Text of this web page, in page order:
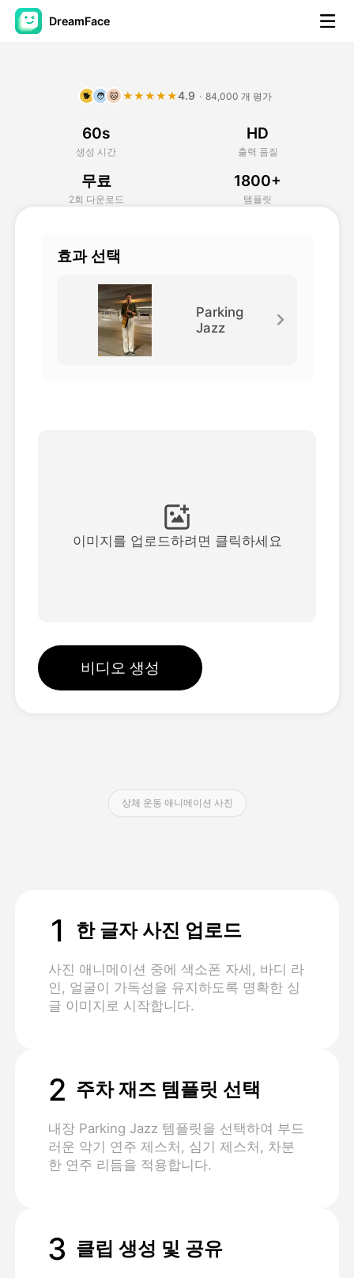
DreamFace
아바타 영상
AI 영상
AI 사진
See All Templates
블로그
🐕 🧑 🐱 ★★★★★4.9 · 84,000 개 평가
60s
생성 시간
HD
출력 품질
무료
2회 다운로드
1800+
템플릿
효과 선택
Parking
Jazz
이미지를 업로드하려면 클릭하세요
비디오 생성
상체 운동 애니메이션 사진
1 한 글자 사진 업로드
사진 애니메이션 중에 색소폰 자세, 바디 라
인, 얼굴이 가독성을 유지하도록 명확한 싱
글 이미지로 시작합니다.
2 주차 재즈 템플릿 선택
내장 Parking Jazz 템플릿을 선택하여 부드
러운 악기 연주 제스처, 심기 제스처, 차분
한 연주 리듬을 적용합니다.
3 클립 생성 및 공유